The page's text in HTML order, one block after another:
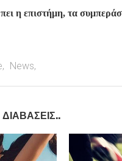
η επιστήμη, τα
News,